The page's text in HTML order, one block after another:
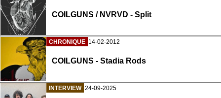
COILGUNS / NVRVD - Split
CHRONIQUE 14-02-2012
COILGUNS - Stadia Rods
INTERVIEW 24-09-2025